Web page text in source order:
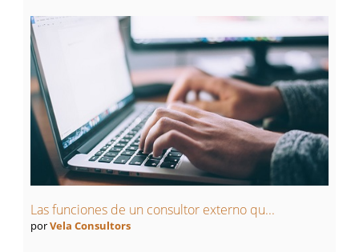
Las funciones de un consultor externo qu...
porVela Consultors